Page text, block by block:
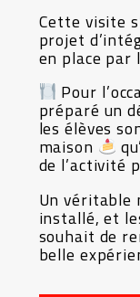
Cette visite
projet
en place par
Pour
préparé un
les élèves
maison
de l’activité
Un véritable
installé, et
souhait de
belle